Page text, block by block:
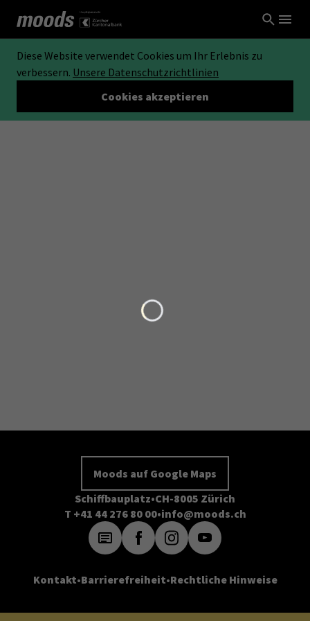
Diese Website verwendet Cookies um Ihr Erlebnis zu
verbessern. Unsere Datenschutzrichtlinien
Cookies akzeptieren
Moods auf Google Maps
Schiffbauplatz CH-8005 Zürich
T +41 44 276 80 00 info@moods.ch
Kontakt Barrierefreiheit Rechtliche Hinweise